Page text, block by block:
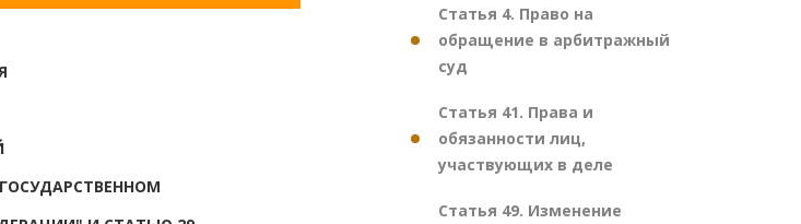
Статья 4. Право на
обращение в арбитражный
суд
Статья 41. Права и
обязанности лиц,
участвующих в деле
Статья 49. Изменение